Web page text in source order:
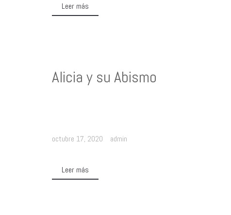
Leer más
Alicia y su Abismo
octubre 17, 2020 admin
Leer más